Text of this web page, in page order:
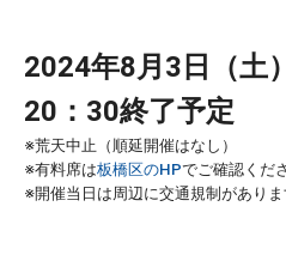
2024年8月3日（土
20：30終了予定
※荒天中止（順延開催はなし）
※有料席は板橋区のHPでご確認くだ
※開催当日は周辺に交通規制がありま